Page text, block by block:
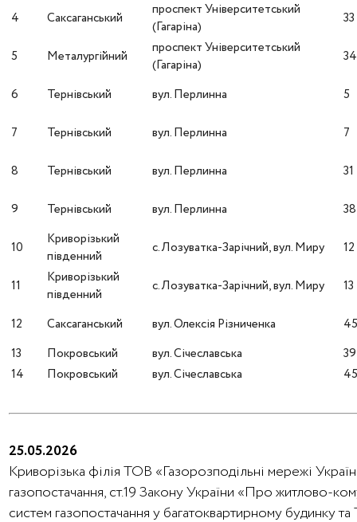
4 Саксаганський
проспект Університетський
(Гагаріна)
33
5 Металургійний
проспект Університетський
(Гагаріна)
34
6 Тернівський вул. Перлинна 5
7 Тернівський вул. Перлинна 7
8 Тернівський вул. Перлинна 31
9 Тернівський вул. Перлинна 38
10
Криворізький
південний
с. Лозуватка-Зарічний, вул. Миру 12
11
Криворізький
південний
с. Лозуватка-Зарічний, вул. Миру 13
12 Саксаганський вул. Олексія Різниченка
13
Покровський вул. Січеславська
39
14
Покровський вул. Січеславська
25.05.2026
Криворізька філія ТОВ «Газорозподільні мережі
газопостачання, ст.19 Закону України «Про житлово-
систем газопостачання у багатоквартирному будинку